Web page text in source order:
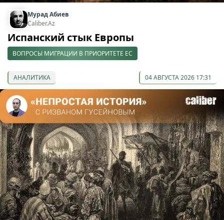
Мурад Абиев
Caliber.Az
Испанский стык Европы
ВОПРОСЫ МИГРАЦИИ В ПРИОРИТЕТЕ ЕС
АНАЛИТИКА 04 АВГУСТА 2026 17:31